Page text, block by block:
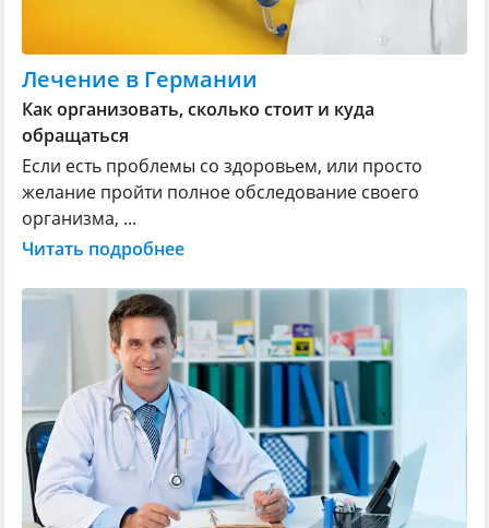
Лечение в Германии
Как организовать, сколько стоит и куда
обращаться
Если есть проблемы со здоровьем, или просто
желание пройти полное обследование своего
организма, ...
Читать подробнее